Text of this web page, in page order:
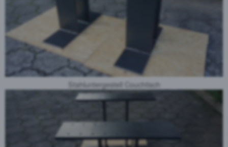
Stahluntergestell Couchtisch